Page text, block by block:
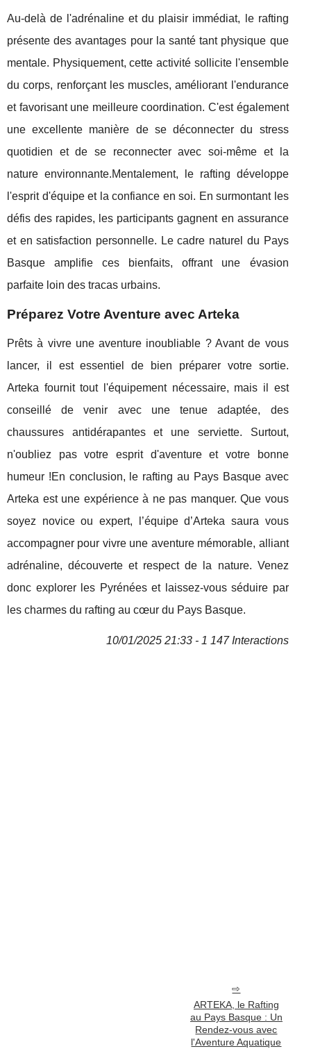
Au-delà de l'adrénaline et du plaisir immédiat, le rafting
présente des avantages pour la santé tant physique que
mentale. Physiquement, cette activité sollicite l'ensemble
du corps, renforçant les muscles, améliorant l'endurance
et favorisant une meilleure coordination. C'est également
une excellente manière de se déconnecter du stress
quotidien et de se reconnecter avec soi-même et la
nature environnante.Mentalement, le rafting développe
l'esprit d'équipe et la confiance en soi. En surmontant les
défis des rapides, les participants gagnent en assurance
et en satisfaction personnelle. Le cadre naturel du Pays
Basque amplifie ces bienfaits, offrant une évasion
parfaite loin des tracas urbains.
Préparez Votre Aventure avec Arteka
Prêts à vivre une aventure inoubliable ? Avant de vous
lancer, il est essentiel de bien préparer votre sortie.
Arteka fournit tout l'équipement nécessaire, mais il est
conseillé de venir avec une tenue adaptée, des
chaussures antidérapantes et une serviette. Surtout,
n'oubliez pas votre esprit d'aventure et votre bonne
humeur !En conclusion, le rafting au Pays Basque avec
Arteka est une expérience à ne pas manquer. Que vous
soyez novice ou expert, l’équipe d’Arteka saura vous
accompagner pour vivre une aventure mémorable, alliant
adrénaline, découverte et respect de la nature. Venez
donc explorer les Pyrénées et laissez-vous séduire par
les charmes du rafting au cœur du Pays Basque.
10/01/2025 21:33 - 1 147 Interactions
ARTEKA, le Rafting
au Pays Basque : Un
Rendez-vous avec
l'Aventure Aquatique